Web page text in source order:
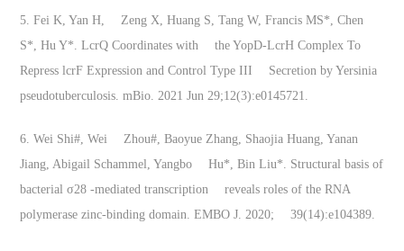
5. Fei K, Yan H, Zeng X, Huang S, Tang W, Francis MS*, Chen
S*, Hu Y*. LcrQ Coordinates with the YopD-LcrH Complex To
Repress lcrF Expression and Control Type III Secretion by Yersinia
pseudotuberculosis. mBio. 2021 Jun 29;12(3):e0145721.
6. Wei Shi#, Wei Zhou#, Baoyue Zhang, Shaojia Huang, Yanan
Jiang, Abigail Schammel, Yangbo Hu*, Bin Liu*. Structural basis of
bacterial σ28 -mediated transcription reveals roles of the RNA
polymerase zinc-binding domain. EMBO J. 2020; 39(14):e104389.